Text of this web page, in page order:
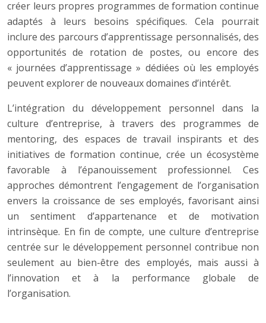
créer leurs propres programmes de formation continue
adaptés à leurs besoins spécifiques. Cela pourrait
inclure des parcours d’apprentissage personnalisés, des
opportunités de rotation de postes, ou encore des
« journées d’apprentissage » dédiées où les employés
peuvent explorer de nouveaux domaines d’intérêt.
L’intégration du développement personnel dans la
culture d’entreprise, à travers des programmes de
mentoring, des espaces de travail inspirants et des
initiatives de formation continue, crée un écosystème
favorable à l’épanouissement professionnel. Ces
approches démontrent l’engagement de l’organisation
envers la croissance de ses employés, favorisant ainsi
un sentiment d’appartenance et de motivation
intrinsèque. En fin de compte, une culture d’entreprise
centrée sur le développement personnel contribue non
seulement au bien-être des employés, mais aussi à
l’innovation et à la performance globale de
l’organisation.